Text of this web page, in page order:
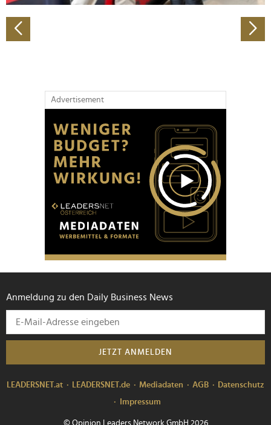
haben oder die sie im Rahmen Ihrer Nutzung der Dienste
gesammelt haben.
Advertisement
Anmeldung zu den Daily Business News
JETZT ANMELDEN
LEADERSNET.at LEADERSNET.de Mediadaten AGB
Datenschutz
Impressum